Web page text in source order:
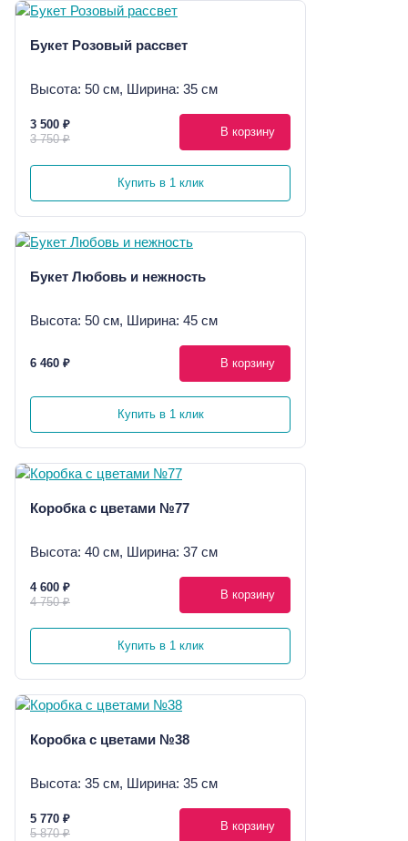
Букет Розовый рассвет
Высота: 50 см, Ширина: 35 см
3 500 ₽
3 750 ₽
В корзину
Купить в 1 клик
Букет Любовь и нежность
Высота: 50 см, Ширина: 45 см
6 460 ₽ В корзину
Купить в 1 клик
Коробка с цветами №77
Высота: 40 см, Ширина: 37 см
4 600 ₽
4 750 ₽
В корзину
Купить в 1 клик
Коробка с цветами №38
Высота: 35 см, Ширина: 35 см
5 770 ₽
5 870 ₽
В корзину